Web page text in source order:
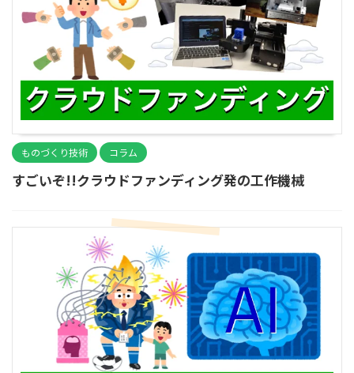
ものづくり技術 コラム
すごいぞ!!クラウドファンディング発の工作機械